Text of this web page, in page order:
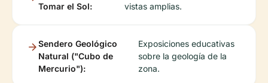
Tomar el Sol:
vistas amplias.
Sendero Geológico
Natural ("Cubo de
Mercurio"):
Exposiciones educativas
sobre la geología de la
zona.